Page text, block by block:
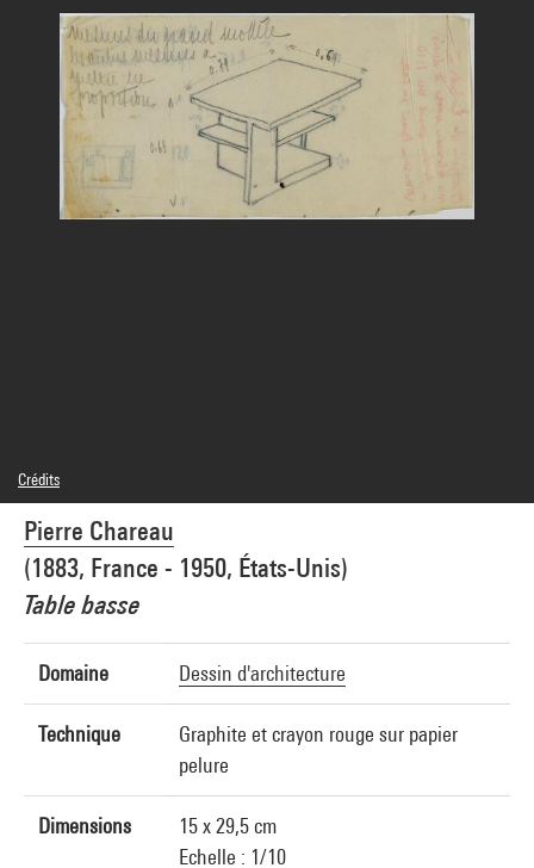
Pierre Chareau
(1883, France - 1950, États-Unis)
Table basse
Domaine Dessin d'architecture
Technique
Graphite et crayon rouge sur papier
pelure
Dimensions
15 x 29,5 cm
Echelle : 1/10
Crédits
Domaine public
Crédit photographique : Centre Pompidou, MNAM-CCI/Georges Meguerditchian/Dist.
GrandPalaisRmn
Réf. image : 4N21174
Diffusion image :GrandPalaisRmnPhoto